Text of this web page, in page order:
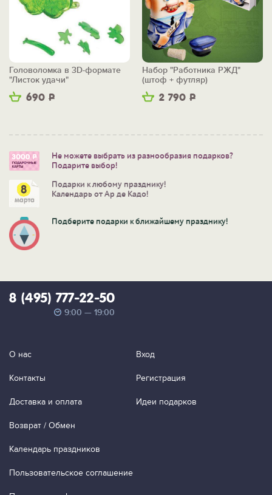
690 Р
Головоломка в 3D-формате
"Листок удачи"
2 790 Р
Набор "Работника РЖД"
(штоф + футляр)
Не можете выбрать из разнообразия подарков?
Подарите выбор!
Подарки к любому празднику!
Календарь от Ар де Кадо!
Подберите подарки к ближайшему празднику!
8 (495) 777-22-50
9:00 — 19:00
О нас
Контакты
Доставка и оплата
Возврат / Обмен
Календарь праздников
Пользовательское соглашение
Вход
Регистрация
Идеи подарков